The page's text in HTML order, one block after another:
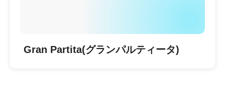
Gran Partita(グランパルティータ)